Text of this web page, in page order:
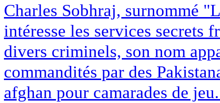
Charles Sobhraj, surnommé
intéresse les services secrets
divers criminels, son nom
commandités par des
afghan pour camarades de